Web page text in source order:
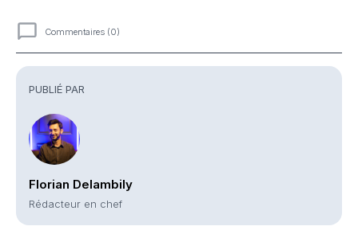
PUBLIÉ PAR
Florian Delambily
Rédacteur en chef
Commentaires (0)